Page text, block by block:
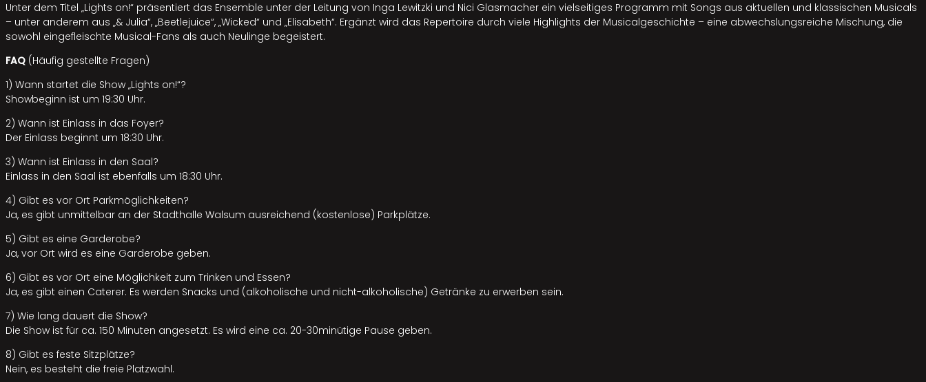
Unter dem Titel „Lights on!“ präsentiert das Ensemble unter der Leitung von Inga Lewitzki und Nici Glasmacher ein vielseitiges Programm mit Songs aus aktuellen und klassischen Musicals
– unter anderem aus „& Julia“, „Beetlejuice“, „Wicked“ und „Elisabeth“. Ergänzt wird das Repertoire durch viele Highlights der Musicalgeschichte – eine abwechslungsreiche Mischung, die
sowohl eingefleischte Musical-Fans als auch Neulinge begeistert.
FAQ (Häufig gestellte Fragen)
1) Wann startet die Show „Lights on!“?
Showbeginn ist um 19:30 Uhr.
2) Wann ist Einlass in das Foyer?
Der Einlass beginnt um 18:30 Uhr.
3) Wann ist Einlass in den Saal?
Einlass in den Saal ist ebenfalls um 18:30 Uhr.
4) Gibt es vor Ort Parkmöglichkeiten?
Ja, es gibt unmittelbar an der Stadthalle Walsum ausreichend (kostenlose) Parkplätze.
5) Gibt es eine Garderobe?
Ja, vor Ort wird es eine Garderobe geben.
6) Gibt es vor Ort eine Möglichkeit zum Trinken und Essen?
Ja, es gibt einen Caterer. Es werden Snacks und (alkoholische und nicht-alkoholische) Getränke zu erwerben sein.
7) Wie lang dauert die Show?
Die Show ist für ca. 150 Minuten angesetzt. Es wird eine ca. 20-30minütige Pause geben.
8) Gibt es feste Sitzplätze?
Nein, es besteht die freie Platzwahl.